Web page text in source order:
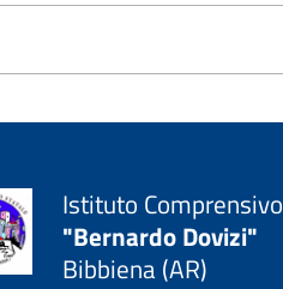
Istituto Comprensivo
"Bernardo Dovizi"
Bibbiena (AR)